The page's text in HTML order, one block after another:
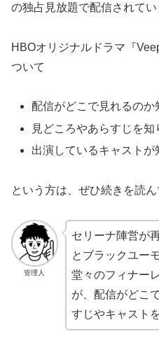
の独占見放題で配信されてい
HBOオリジナルドラマ『
ついて
配信がどこで見れるのか
見どころやあらすじを知
出演しているキャストが
という方は、ぜひ続きを読ん
管理人
セリーナ陣営が
とブラックユー
堂々のフィナー
が、配信がどこ
すじやキャスト